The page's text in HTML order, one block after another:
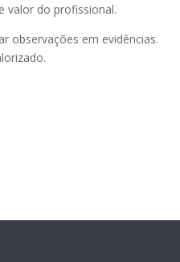
valor do profissional.
observações em evidências.